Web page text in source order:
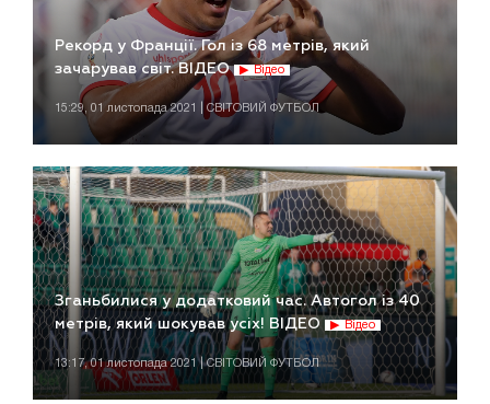
Рекорд у Франції. Гол із 68 метрів, який
зачарував світ. ВІДЕО
Відео
15:29, 01 листопада 2021 | СВІТОВИЙ ФУТБОЛ
Зганьбилися у додатковий час. Автогол із 40
метрів, який шокував усіх! ВІДЕО
Відео
13:17, 01 листопада 2021 | СВІТОВИЙ ФУТБОЛ